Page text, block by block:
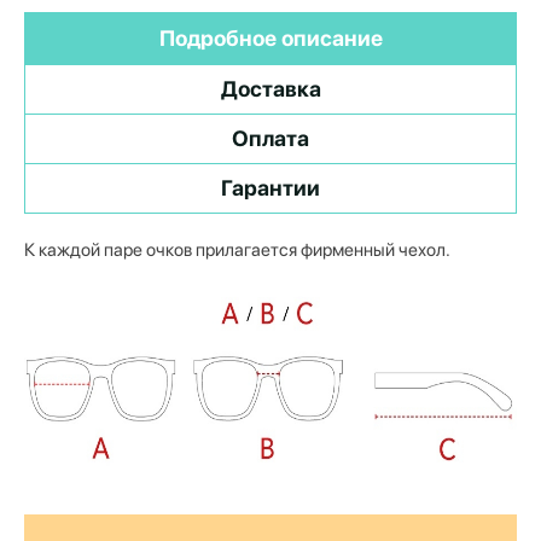
Подробное описание
Доставка
Оплата
Гарантии
К каждой паре очков прилагается фирменный чехол.